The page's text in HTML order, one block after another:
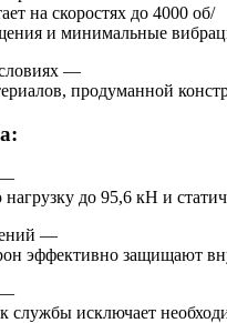
на скоростях до 4000 об/
и минимальные
—
продуманной
—
до 95,6 кН и
—
эффективно защищают
—
службы исключает